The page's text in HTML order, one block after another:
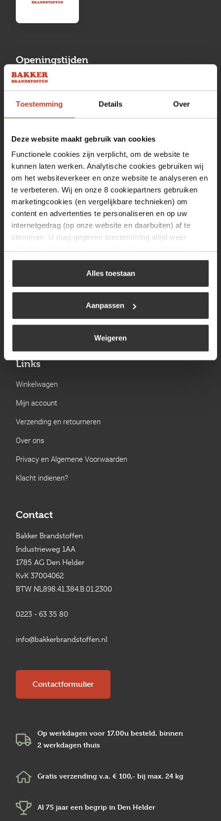
Toestemming Details Over
Deze website maakt gebruik van cookies
Functionele cookies zijn verplicht, om de website te
kunnen laten werken. Analytische cookies gebruiken wij
om het websiteverkeer en onze website te analyseren en
te verbeteren. Wij en onze 8 cookiepartners gebruiken
marketingcookies (en vergelijkbare technieken) om
content en advertenties te personaliseren en op uw
internetgedrag (op onze website en daarbuiten) af te
stemmen. U mag gegeven toestemming altijd weer
uw keuze op onze website verwijzen wij u naar ons
Alles toestaan
Aanpassen
Weigeren
Openingstijden
Maandag
13:00 tot 17:00
Dinsdag
08:00 tot 17:00
08:00 tot 17:00
Vrijdag
08:00 tot 17:00
Zaterdag
09:30 tot 12:00
Zondag
Gesloten
Navigatie
BBQ
Kamperen
Gastechniek
Links
Winkelwagen
Mijn account
Verzending en retourneren
Over ons
Privacy en Algemene Voorwaarden
Klacht indienen?
Contact
Bakker Brandstoffen
Industrieweg 1AA
1785 AG Den Helder
KvK 37004062
BTW NL898.41.384.B.01.2300
0223 - 63 35 80
info@bakkerbrandstoffen.nl
Contactformulier
Op werkdagen voor 17.00u besteld, binnen
2 werkdagen thuis
Gratis verzending v.a. € 100,- bij max. 24 kg
Al 75 jaar een begrip in Den Helder